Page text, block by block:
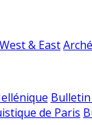
& East
de Paris